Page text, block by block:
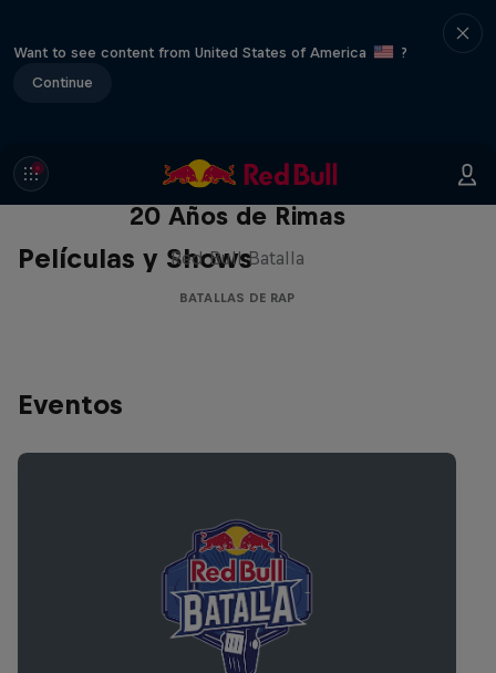
Want to see content from United States of America
?
Continue
Películas y Shows
Red Bull Batalla Nueva Historia:
20 Años de Rimas
Red Bull Batalla
BATALLAS DE RAP
Eventos